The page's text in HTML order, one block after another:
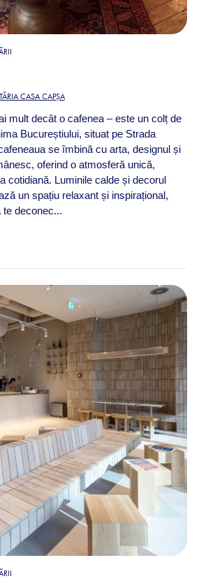
CASA CAPȘA
mult decât o cafenea – este un colț de
Bucureștiului, situat pe Strada
se îmbină cu arta, designul și
oferind o atmosferă unică,
cotidiană. Luminile calde și decorul
un spațiu relaxant și inspirațional,
te deconec...